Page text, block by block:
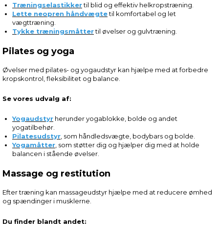
Træningselastikkertil blid og effektiv helkropstræning.
Lette neopren håndvægtetil komfortabel og let
vægttræning.
Tykke træningsmåttertil øvelser og gulvtræning.
Pilates og yoga
Øvelser med pilates- og yogaudstyr kan hjælpe med at forbedre
kropskontrol, fleksibilitet og balance.
Se vores udvalg af:
Yogaudstyr herunder yogablokke, bolde og andet
yogatilbehør.
Pilatesudstyr, som håndledsvægte, bodybars og bolde.
Yogamåtter, som støtter dig og hjælper dig med at holde
balancen i stående øvelser.
Massage og restitution
Efter træning kan massageudstyr hjælpe med at reducere ømhed
og spændinger i musklerne.
Du finder blandt andet: